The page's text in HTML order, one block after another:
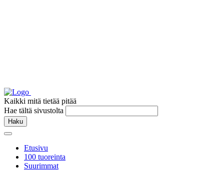
Kaikki mitä tietää pitää
Hae tältä sivustolta
Haku
Etusivu
100 tuoreinta
Suurimmat